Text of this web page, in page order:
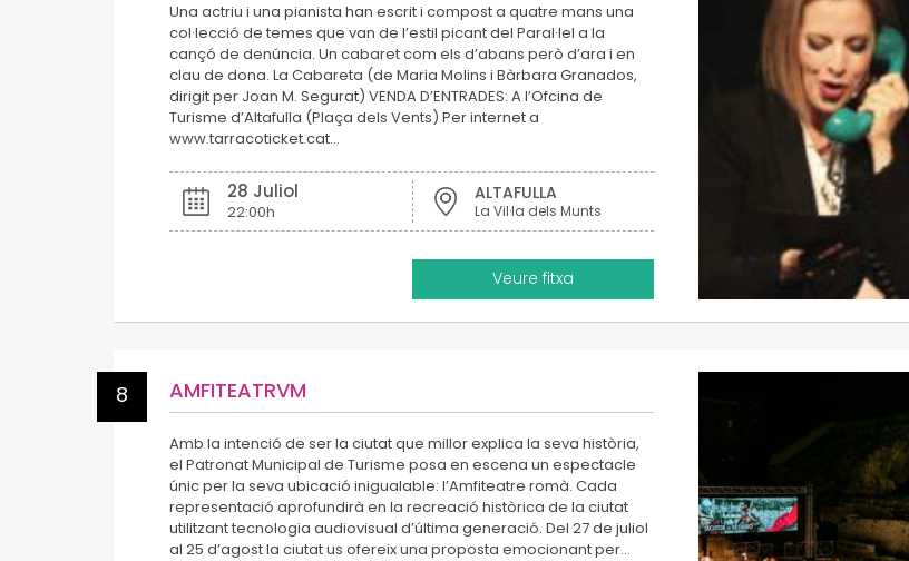
Una actriu i una pianista han escrit i compost a quatre mans una
col·lecció de temes que van de l’estil picant del Paral·lel a la
cançó de denúncia. Un cabaret com els d’abans però d’ara i en
clau de dona. La Cabareta (de Maria Molins i Bàrbara Granados,
dirigit per Joan M. Segurat) VENDA D’ENTRADES: A l’Ofcina de
Turisme d’Altafulla (Plaça dels Vents) Per internet a
www.tarracoticket.cat…
28 Juliol
22:00h
ALTAFULLA
La Vil·la dels Munts
Veure fitxa
8 AMFITEATRVM
Amb la intenció de ser la ciutat que millor explica la seva història,
el Patronat Municipal de Turisme posa en escena un espectacle
únic per la seva ubicació inigualable: l’Amfiteatre romà. Cada
representació aprofundirà en la recreació històrica de la ciutat
utilitzant tecnologia audiovisual d’última generació. Del 27 de juliol
al 25 d’agost la ciutat us ofereix una proposta emocionant per…